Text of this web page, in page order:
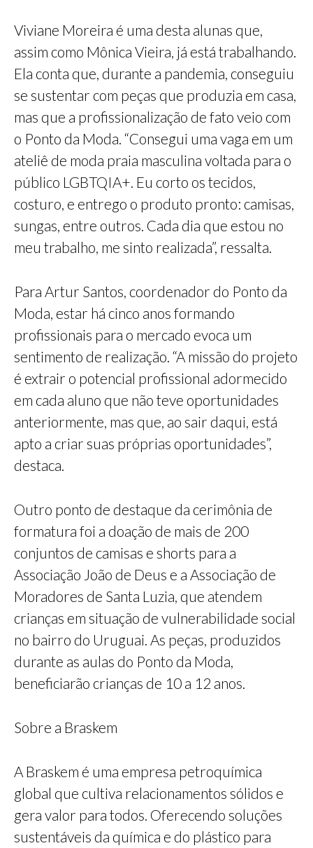
Viviane Moreira é uma desta alunas que,
assim como Mônica Vieira, já está trabalhando.
Ela conta que, durante a pandemia, conseguiu
se sustentar com peças que produzia em casa,
mas que a profissionalização de fato veio com
o Ponto da Moda. “Consegui uma vaga em um
ateliê de moda praia masculina voltada para o
público LGBTQIA+. Eu corto os tecidos,
costuro, e entrego o produto pronto: camisas,
sungas, entre outros. Cada dia que estou no
meu trabalho, me sinto realizada”, ressalta.
Para Artur Santos, coordenador do Ponto da
Moda, estar há cinco anos formando
profissionais para o mercado evoca um
sentimento de realização. “A missão do projeto
é extrair o potencial profissional adormecido
em cada aluno que não teve oportunidades
anteriormente, mas que, ao sair daqui, está
apto a criar suas próprias oportunidades”,
destaca.
Outro ponto de destaque da cerimônia de
formatura foi a doação de mais de 200
conjuntos de camisas e shorts para a
Associação João de Deus e a Associação de
Moradores de Santa Luzia, que atendem
crianças em situação de vulnerabilidade social
no bairro do Uruguai. As peças, produzidos
durante as aulas do Ponto da Moda,
beneficiarão crianças de 10 a 12 anos.
Sobre a Braskem
A Braskem é uma empresa petroquímica
global que cultiva relacionamentos sólidos e
gera valor para todos. Oferecendo soluções
sustentáveis da química e do plástico para